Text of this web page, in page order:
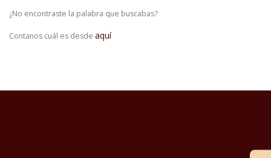
¿No encontraste la palabra que buscabas?
Contanos cuál es desde aquí